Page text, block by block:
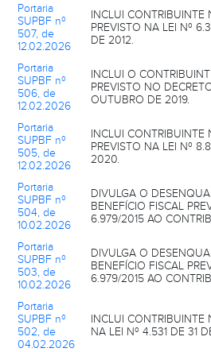
Portaria
SUPBF nº
507, de
12.02.2026
INCLUI CONTRIBUINTE
PREVISTO NA LEI Nº
DE 2012.
Portaria
SUPBF nº
506, de
12.02.2026
INCLUI O
PREVISTO NO
OUTUBRO DE 2019.
Portaria
SUPBF nº
505, de
12.02.2026
INCLUI CONTRIBUINTE
PREVISTO NA LEI Nº
2020.
Portaria
SUPBF nº
504, de
10.02.2026
DIVULGA O
BENEFÍCIO FISCAL
6.979/2015 AO
Portaria
SUPBF nº
503, de
10.02.2026
DIVULGA O
BENEFÍCIO FISCAL
6.979/2015 AO
Portaria
SUPBF nº
502, de
04.02.2026
INCLUI CONTRIBUINTE
NA LEI Nº 4.531 DE 31